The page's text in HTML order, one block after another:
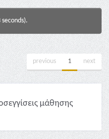
previous 1 next
μάθησης